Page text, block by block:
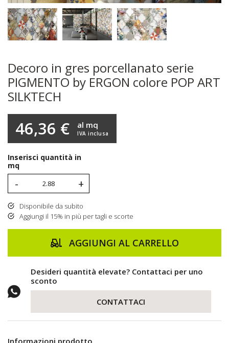
Decoro in gres porcellanato serie
PIGMENTO by ERGON colore POP ART
SILKTECH
46,36 € IVA inclusa
al mq
Inserisci quantità in
mq
- +
Disponibile da subito
Aggiungi il 15% in più per tagli e scorte
AGGIUNGI AL CARRELLO
Desideri quantità elevate? Contattaci per uno
sconto
CONTATTACI